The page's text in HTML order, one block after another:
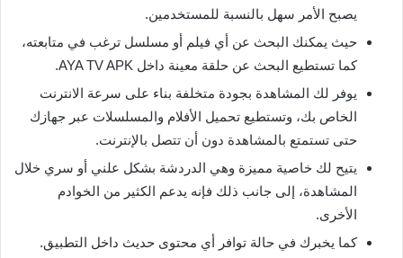
يصبح الأمر سهل بالنسبة للمستخدمين.
حيث يمكنك البحث عن أي فيلم أو مسلسل ترغب في متابعته،
كما تستطيع البحث عن حلقة معينة داخل AYA TV APK.
يوفر لك المشاهدة بجودة متخلفة بناء على سرعة الانترنت
الخاص بك، وتستطيع تحميل الأفلام والمسلسلات عبر جهازك
حتى تستمتع بالمشاهدة دون أن تتصل بالإنترنت.
يتيح لك خاصية مميزة وهي الدردشة بشكل علني أو سري خلال
المشاهدة، إلى جانب ذلك فإنه يدعم الكثير من الخوادم
الأخرى.
كما يخبرك في حالة توافر أي محتوى حديث داخل التطبيق.